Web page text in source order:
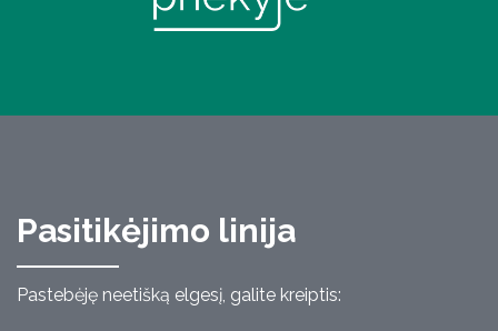
Pasitikėjimo linija
Pastebėję neetišką elgesį, galite kreiptis: